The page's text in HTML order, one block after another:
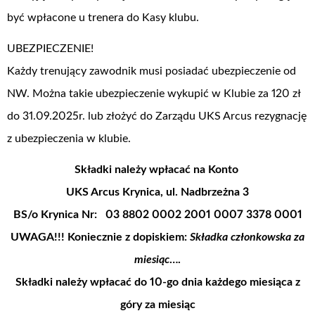
być wpłacone u trenera do Kasy klubu.
UBEZPIECZENIE!
Każdy trenujący zawodnik musi posiadać ubezpieczenie od
NW. Można takie ubezpieczenie wykupić w Klubie za 120 zł
do 31.09.2025r. lub złożyć do Zarządu UKS Arcus rezygnację
z ubezpieczenia w klubie.
Składki należy wpłacać na Konto
UKS Arcus Krynica, ul. Nadbrzeżna 3
BS/o Krynica Nr: 03 8802 0002 2001 0007 3378 0001
UWAGA!!! Koniecznie z dopiskiem: Składka członkowska za
miesiąc….
Składki należy wpłacać do 10-go dnia każdego miesiąca z
góry za miesiąc